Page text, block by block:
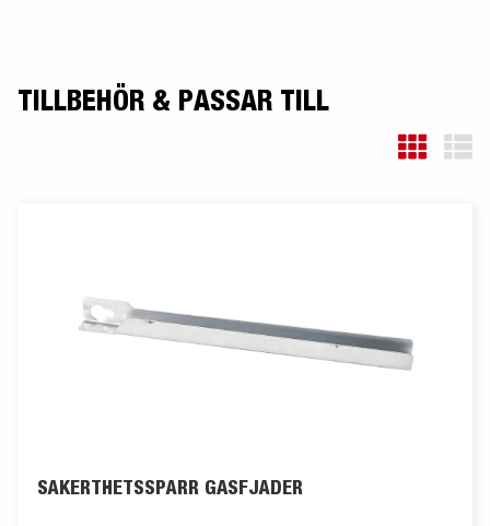
TILLBEHÖR & PASSAR TILL
SÄKERTHETSSPÄRR GASFJÄDER